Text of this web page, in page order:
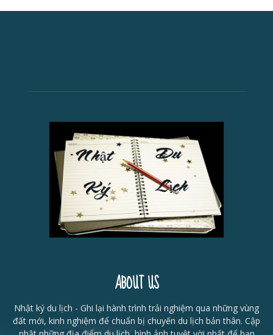
ABOUT US
Nhật ký du lịch - Ghi lại hành trình trải nghiệm qua những vùng
đất mới, kinh nghiệm để chuẩn bị chuyến du lịch bản thân. Cập